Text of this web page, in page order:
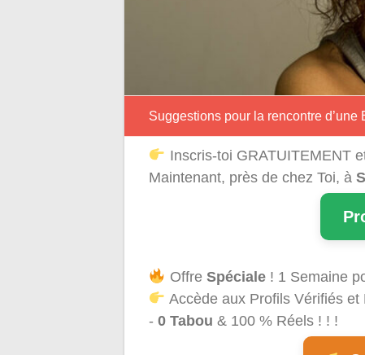
Suggestions pour la rencontre
Inscris-toi GRATUITEMENT
Maintenant, près de chez Toi, à
Offre Spéciale! 1 Semaine
Accède aux Profils Vérifiés
- 0 Tabou & 100 % Réels ! ! !